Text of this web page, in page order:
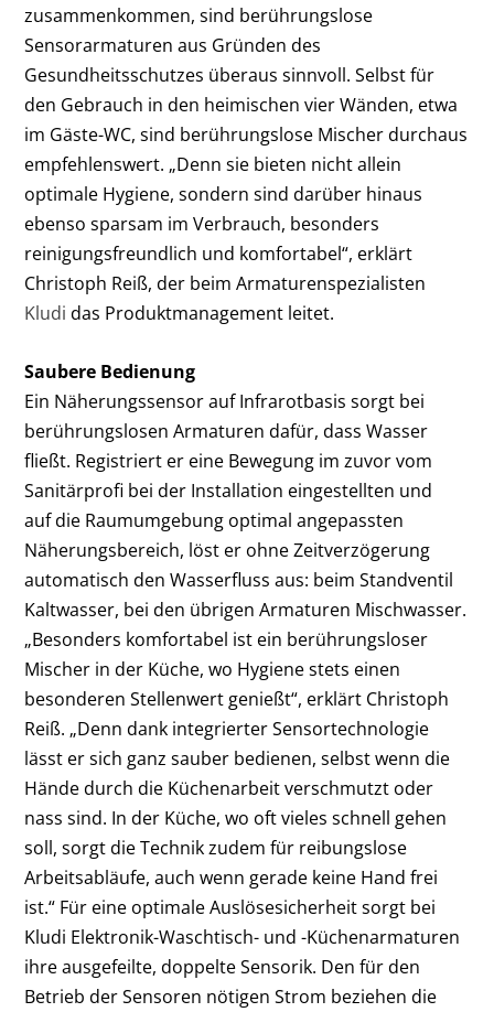
zusammenkommen, sind berührungslose
Sensorarmaturen aus Gründen des
Gesundheitsschutzes überaus sinnvoll. Selbst für
den Gebrauch in den heimischen vier Wänden, etwa
im Gäste-WC, sind berührungslose Mischer durchaus
empfehlenswert. „Denn sie bieten nicht allein
optimale Hygiene, sondern sind darüber hinaus
ebenso sparsam im Verbrauch, besonders
reinigungsfreundlich und komfortabel“, erklärt
Christoph Reiß, der beim Armaturenspezialisten
Kludi das Produktmanagement leitet.
Saubere Bedienung
Ein Näherungssensor auf Infrarotbasis sorgt bei
berührungslosen Armaturen dafür, dass Wasser
fließt. Registriert er eine Bewegung im zuvor vom
Sanitärprofi bei der Installation eingestellten und
auf die Raumumgebung optimal angepassten
Näherungsbereich, löst er ohne Zeitverzögerung
automatisch den Wasserfluss aus: beim Standventil
Kaltwasser, bei den übrigen Armaturen Mischwasser.
„Besonders komfortabel ist ein berührungsloser
Mischer in der Küche, wo Hygiene stets einen
besonderen Stellenwert genießt“, erklärt Christoph
Reiß. „Denn dank integrierter Sensortechnologie
lässt er sich ganz sauber bedienen, selbst wenn die
Hände durch die Küchenarbeit verschmutzt oder
nass sind. In der Küche, wo oft vieles schnell gehen
soll, sorgt die Technik zudem für reibungslose
Arbeitsabläufe, auch wenn gerade keine Hand frei
ist.“ Für eine optimale Auslösesicherheit sorgt bei
Kludi Elektronik-Waschtisch- und -Küchenarmaturen
ihre ausgefeilte, doppelte Sensorik. Den für den
Betrieb der Sensoren nötigen Strom beziehen die